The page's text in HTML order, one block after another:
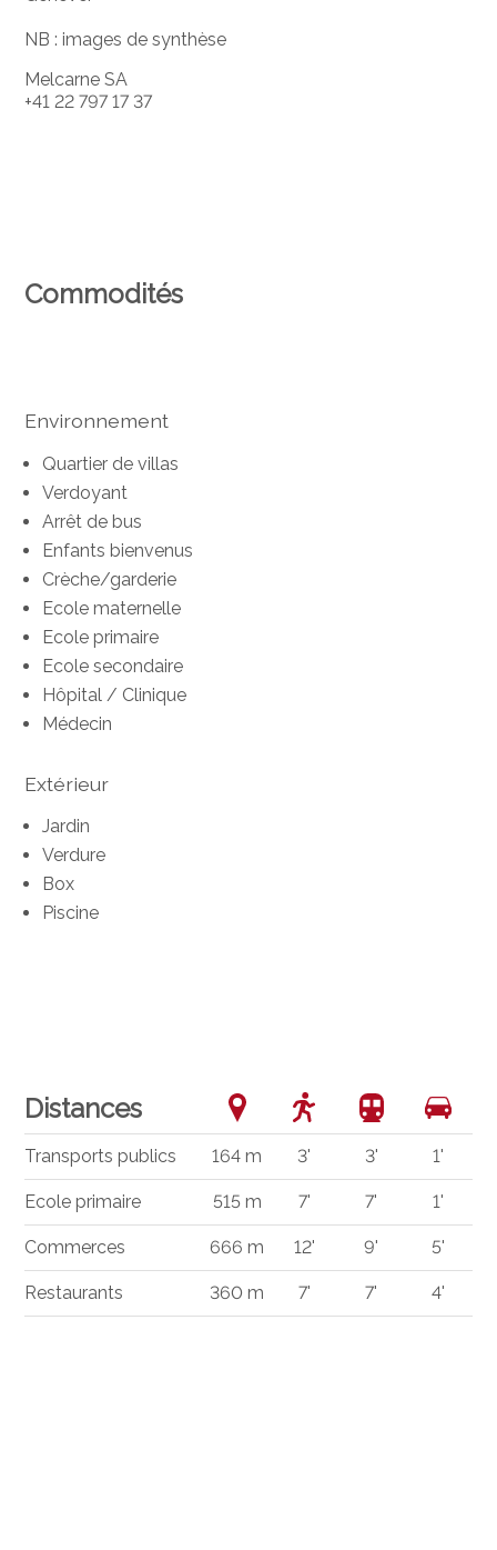
NB : images de synthèse
Melcarne SA
+41 22 797 17 37
Commodités
Environnement
Quartier de villas
Verdoyant
Arrêt de bus
Enfants bienvenus
Crèche/garderie
Ecole maternelle
Ecole primaire
Ecole secondaire
Hôpital / Clinique
Médecin
Extérieur
Jardin
Verdure
Box
Piscine
Distances
Transports publics 164 m 3' 3' 1'
Ecole primaire 515 m 7' 7' 1'
Commerces 666 m 12' 9' 5'
Restaurants 360 m 7' 7' 4'